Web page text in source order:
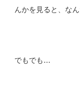
んかを見ると、な
でもでも…